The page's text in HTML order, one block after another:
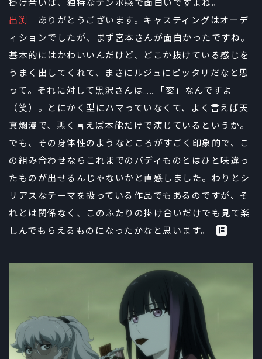
掛け合いは、独特なテンポ感で面白いですよね。
出渕
ありがとうございます。キャスティングはオーデ
ィションでしたが、まず宮本さんが面白かったですね。
基本的にはかわいいんだけど、どこか抜けている感じを
うまく出してくれて、まさにルジュにピッタリだなと思
って。それに対して黒沢さんは……「変」なんですよ
（笑）。とにかく型にハマっていなくて、よく言えば天
真爛漫で、悪く言えば本能だけで演じているというか。
でも、その身体性のようなところがすごく印象的で、こ
の組み合わせならこれまでのバディものとはひと味違っ
たものが出せるんじゃないかと直感しました。わりとシ
リアスなテーマを扱っている作品でもあるのですが、そ
れとは関係なく、このふたりの掛け合いだけでも見て楽
しんでもらえるものになったかなと思います。